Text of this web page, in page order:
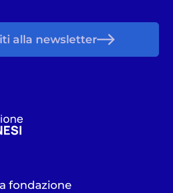
alla newsletter
fondazione